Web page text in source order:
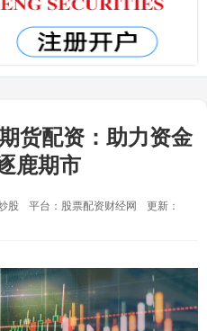
货配资：助力资金
鹿期市
股 平台：股票配资财经网
更新：